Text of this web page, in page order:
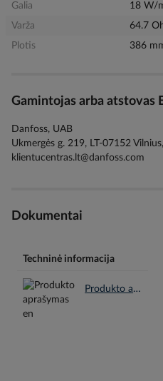
Galia
18 W/
Varža
64.7
Plotis
386
Gamintojas arba atstovas
Danfoss, UAB
Ukmergės g. 219, LT-07152
klientucentras.lt@danfoss.com
Dokumentai
Techninė informacija
Produkto aprašymas en.pdf